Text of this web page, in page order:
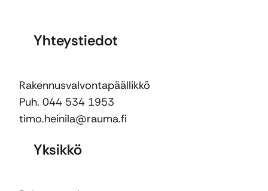
Yhteystiedot
Rakennusvalvontapäällikkö
Puh. 044 534 1953
timo.heinila@rauma.fi
Yksikkö